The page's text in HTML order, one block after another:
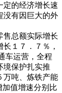
定的经济增长速
没有因巨大的外
售总额实际增长
１７．７％，
车运营，全程
境保护扎实推
万吨、炼铁产能
值增速分别比